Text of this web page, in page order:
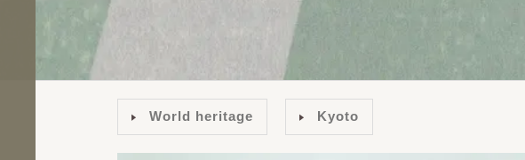
World heritage Kyoto